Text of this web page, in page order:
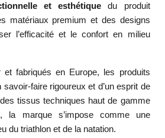
et esthétique du produit
matériaux premium et des designs
l’efficacité et le confort en milieu
et fabriqués en Europe, les produits
savoir-faire rigoureux et d’un esprit de
tissus techniques haut de gamme
la marque s’impose comme une
du triathlon et de la natation.